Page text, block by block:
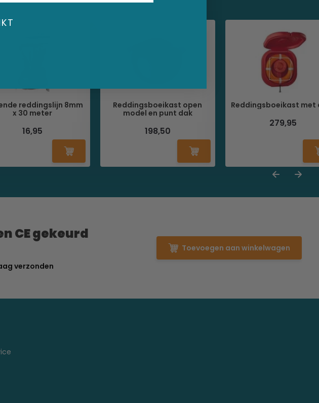
reddingslijn 8mm
x 30 meter
16,95
Reddingsboeikast open
model en punt dak
198,50
Reddingsboeikast met
279,95
CE gekeurd
verzonden
Toevoegen aan winkelwagen